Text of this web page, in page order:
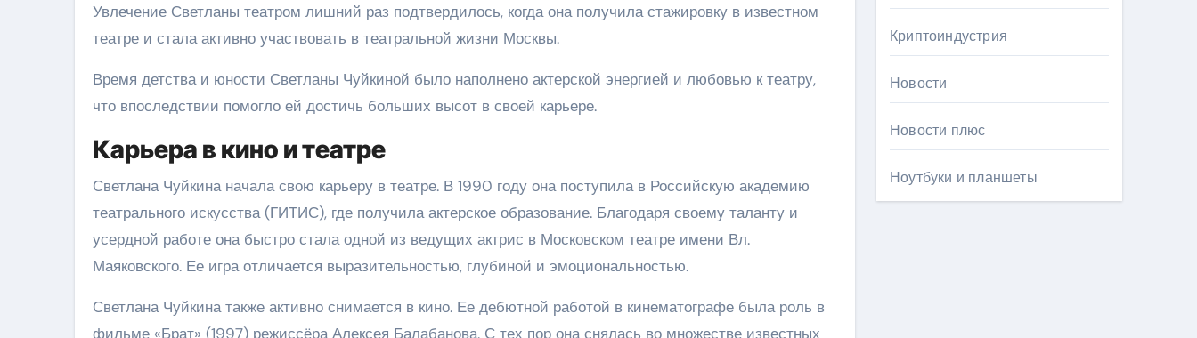
Увлечение Светланы театром лишний раз подтвердилось, когда она получила стажировку в известном
театре и стала активно участвовать в театральной жизни Москвы.
Время детства и юности Светланы Чуйкиной было наполнено актерской энергией и любовью к театру,
что впоследствии помогло ей достичь больших высот в своей карьере.
Карьера в кино и театре
Светлана Чуйкина начала свою карьеру в театре. В 1990 году она поступила в Российскую академию
театрального искусства (ГИТИС), где получила актерское образование. Благодаря своему таланту и
усердной работе она быстро стала одной из ведущих актрис в Московском театре имени Вл.
Маяковского. Ее игра отличается выразительностью, глубиной и эмоциональностью.
Светлана Чуйкина также активно снимается в кино. Ее дебютной работой в кинематографе была роль в
фильме «Брат» (1997) режиссёра Алексея Балабанова. С тех пор она снялась во множестве известных
Криптоиндустрия
Новости
Новости плюс
Ноутбуки и планшеты